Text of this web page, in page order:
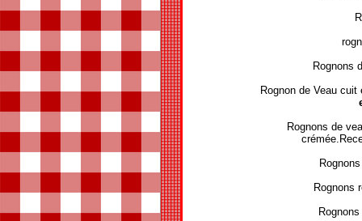
Rognons
Rognon de Veau
Rognons de